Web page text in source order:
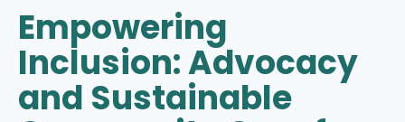
Empowering
Inclusion: Advocacy
and Sustainable